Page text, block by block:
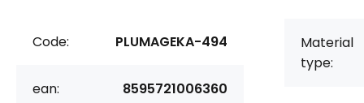
Code: PLUMAGEKA-494
ean: 8595721006360
Material
type: